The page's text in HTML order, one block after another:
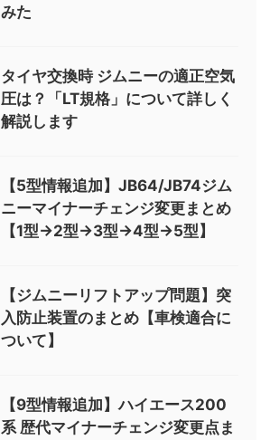
みた
タイヤ交換時 ジムニーの適正空気
圧は？「LT規格」について詳しく
解説します
【5型情報追加】JB64/JB74ジム
ニーマイナーチェンジ変更まとめ
【1型→2型→3型→4型→5型】
【ジムニーリフトアップ問題】突
入防止装置のまとめ【車検適合に
ついて】
【9型情報追加】ハイエース200
系 歴代マイナーチェンジ変更点ま